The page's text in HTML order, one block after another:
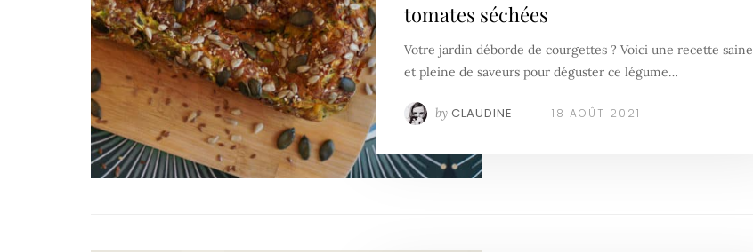
tomates séchées
Votre jardin déborde de courgettes ? Voici une recette saine
et pleine de saveurs pour déguster ce légume…
by CLAUDINE 18 AOÛT 2021